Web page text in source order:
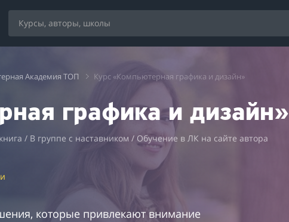
Академия ТОП Курс «Компьютерная графика и дизайн»
графика и дизайн»
/ В группе с наставником / Обучение в ЛК на сайте автора
которые привлекают внимание